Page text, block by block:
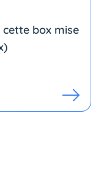
cette box mise